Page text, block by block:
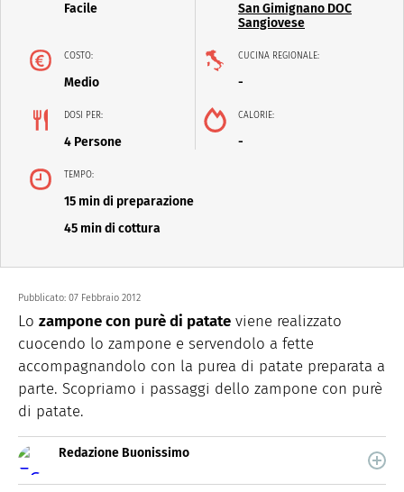
Facile
San Gimignano DOC
Sangiovese
COSTO:
Medio
CUCINA REGIONALE:
-
DOSI PER:
4 Persone
CALORIE:
-
TEMPO:
15 min di preparazione
45 min di cottura
Pubblicato: 07 Febbraio 2012
Lo zampone con purè di patate viene realizzato
cuocendo lo zampone e servendolo a fette
accompagnandolo con la purea di patate preparata a
parte. Scopriamo i passaggi dello zampone con purè
di patate.
Redazione Buonissimo
quale trovi idee veloci, facili e spiegate passo passo.